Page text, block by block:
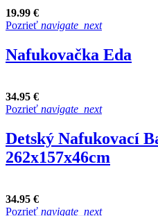
19.99 €
Pozrieť navigate_next
Nafukovačka Eda
34.95 €
Pozrieť navigate_next
Detský Nafukovací
262x157x46cm
34.95 €
Pozrieť navigate_next